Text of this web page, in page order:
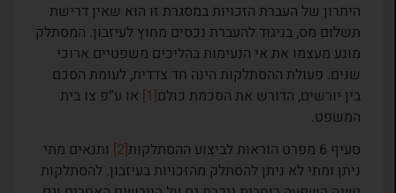
היתרון של העברת הזכויות במסגרת זו הוא שאין דרישת
תשלום מס, בניגוד להעברת נכסים מחוץ לעיזבון. המסתלק
מונע מעצמו את אי הנעימות בהליכים משפטיים ארוכי
שנים. פעולת ההסתלקות הינה חד צדדית, לעומת הסכם
בין יורשים, הדורש את הסכמת כולם[1] או ע”פ צו בית
המשפט.
סעיף 6 מפרט הוראות לביצוע ההסתלקות
[2] ותנאים מתי
ניתן ומתי לא ניתן להסתלק מהזכויות בעיזבון. להסתלקות